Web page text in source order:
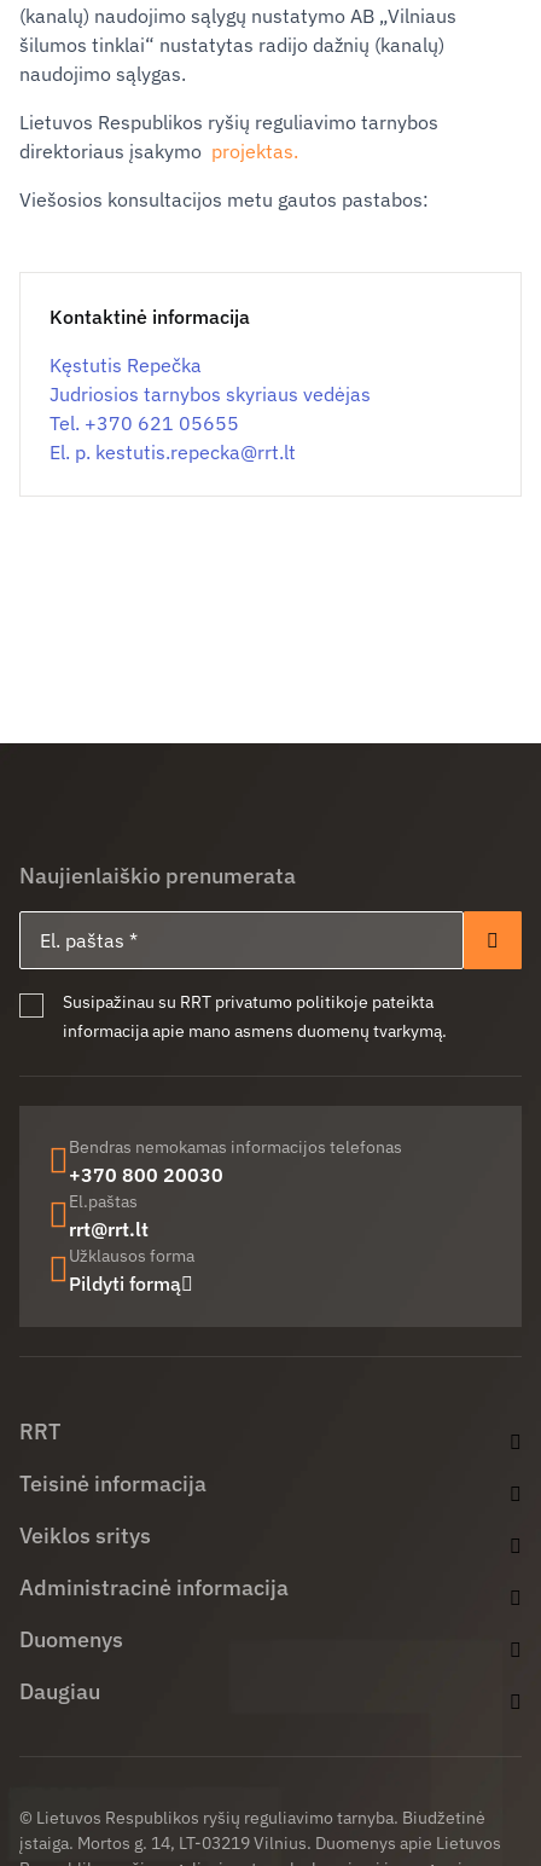
(kanalų) naudojimo sąlygų nustatymo AB „Vilniaus
šilumos tinklai“ nustatytas radijo dažnių (kanalų)
naudojimo sąlygas.
Lietuvos Respublikos ryšių reguliavimo tarnybos
direktoriaus įsakymo projektas.
Viešosios konsultacijos metu gautos pastabos:
Kontaktinė informacija
Kęstutis Repečka
Judriosios tarnybos skyriaus vedėjas
Tel. +370 621 05655
El. p. kestutis.repecka@rrt.lt
Naujienlaiškio prenumerata
Susipažinau su RRT privatumo politikoje pateikta
informacija apie mano asmens duomenų tvarkymą.
Bendras nemokamas informacijos telefonas
+370 800 20030
El.paštas
rrt@rrt.lt
Užklausos forma
Pildyti formą
RRT
Teisinė informacija
Veiklos sritys
Administracinė informacija
Duomenys
Daugiau
© Lietuvos Respublikos ryšių reguliavimo tarnyba. Biudžetinė
įstaiga. Mortos g. 14, LT-03219 Vilnius. Duomenys apie Lietuvos